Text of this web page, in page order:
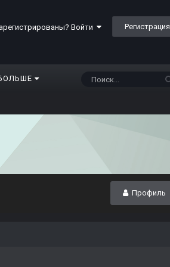
Войти Регистрация
Профиль